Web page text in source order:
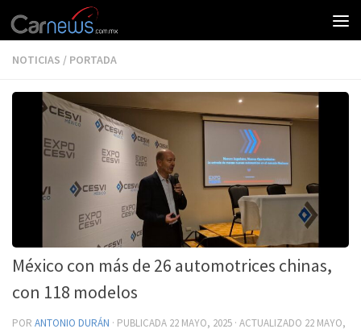
NOTICIAS / PORTADA
México con más de 26 automotrices chinas,
con 118 modelos
POR ANTONIO DURÁN · PUBLICADA 22 MAYO, 2025 · ACTUALIZADO 22 MAYO,